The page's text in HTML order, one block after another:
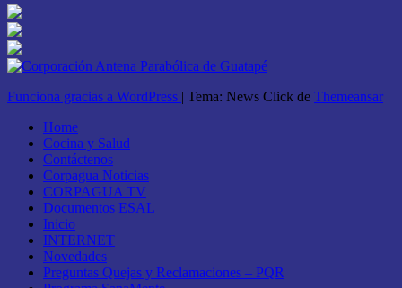
Funciona gracias a WordPress | Tema: News Click de Themeansar
Home
Cocina y Salud
Contáctenos
Corpagua Noticias
CORPAGUA TV
Documentos ESAL
Inicio
INTERNET
Novedades
Preguntas Quejas y Reclamaciones – PQR